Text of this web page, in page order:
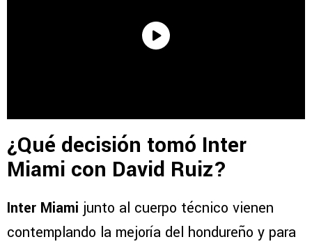
¿Qué decisión tomó Inter
Miami con David Ruiz?
Inter Miami junto al cuerpo técnico vienen
contemplando la mejoría del hondureño y para